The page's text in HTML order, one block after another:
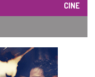
CINE